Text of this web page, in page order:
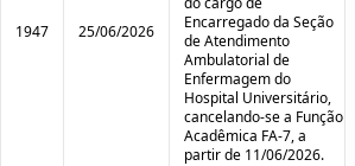
1947 25/06/2026
Encarregado da Seção
de Atendimento
Ambulatorial de
Enfermagem do
Hospital Universitário,
cancelando-se a Função
Acadêmica FA-7, a
partir de 11/06/2026.